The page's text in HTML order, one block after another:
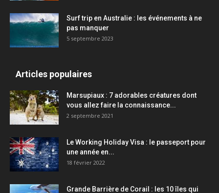
Surf trip en Australie : les événements à ne
pas manquer
5 septembre 2023
Articles populaires
Marsupiaux : 7 adorables créatures dont
vous allez faire la connaissance...
2 septembre 2021
Le Working Holiday Visa : le passeport pour
une année en...
18 février 2022
Grande Barrière de Corail : les 10 îles qui